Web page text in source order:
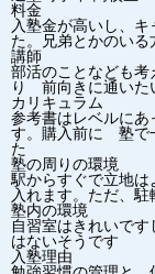
料金
入塾金が高いし、
た。兄弟とかのいる
講師
部活のことなども考
り 前向きに通いた
カリキュラム
参考書はレベルに
す。購入前に 塾で
た
塾の周りの環境
駅からすぐで立地は
入れます。ただ、
塾内の環境
自習室はきれいで
はないそうです
入塾理由